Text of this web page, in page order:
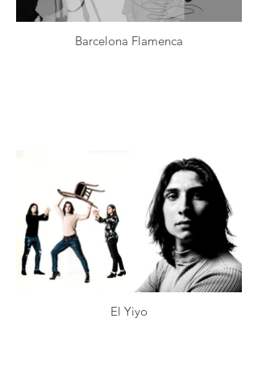
Barcelona Flamenca
El Yiyo